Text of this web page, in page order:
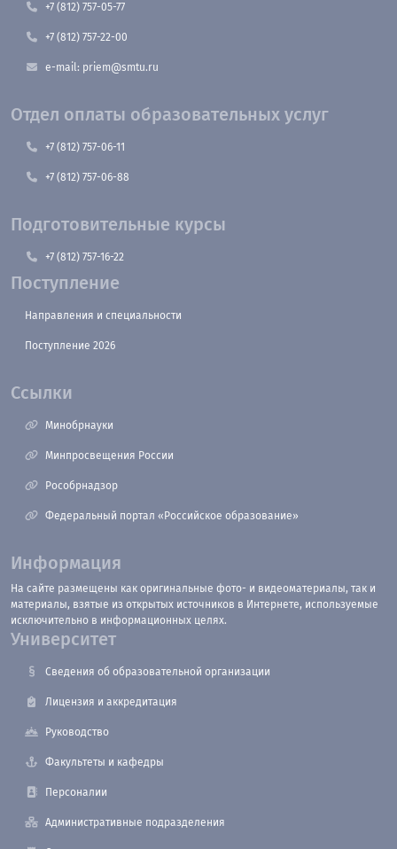
+7 (812) 757-05-77
+7 (812) 757-22-00
e-mail: priem@smtu.ru
Отдел оплаты образовательных услуг
+7 (812) 757-06-11
+7 (812) 757-06-88
Подготовительные курсы
+7 (812) 757-16-22
Поступление
Направления и специальности
Поступление 2026
Ссылки
Минобрнауки
Минпросвещения России
Рособрнадзор
Федеральный портал «Российское образование»
Информация
На сайте размещены как оригинальные фото- и видеоматериалы, так и
материалы, взятые из открытых источников в Интернете, используемые
исключительно в информационных целях.
Университет
Сведения об образовательной организации
Лицензия и аккредитация
Руководство
Факультеты и кафедры
Персоналии
Административные подразделения